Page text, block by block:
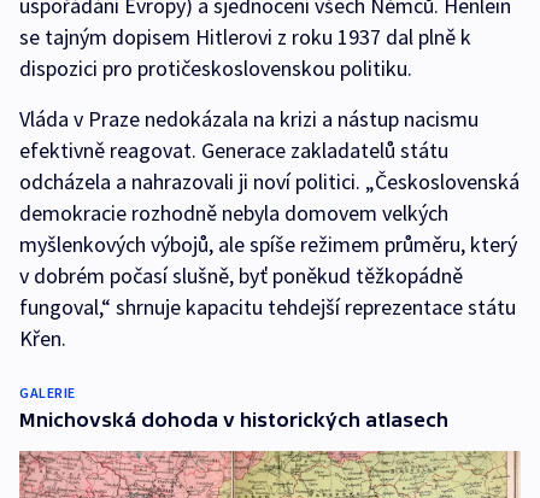
uspořádání Evropy) a sjednocení všech Němců. Henlein
se tajným dopisem Hitlerovi z roku 1937 dal plně k
dispozici pro protičeskoslovenskou politiku.
Vláda v Praze nedokázala na krizi a nástup nacismu
efektivně reagovat. Generace zakladatelů státu
odcházela a nahrazovali ji noví politici. „Československá
demokracie rozhodně nebyla domovem velkých
myšlenkových výbojů, ale spíše režimem průměru, který
v dobrém počasí slušně, byť poněkud těžkopádně
fungoval,“ shrnuje kapacitu tehdejší reprezentace státu
Křen.
GALERIE
Mnichovská dohoda v historických atlasech